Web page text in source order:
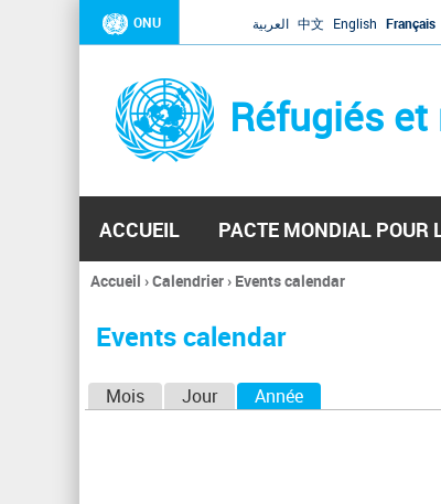
ONU العربية 中文 English Français
Réfugiés
ACCUEIL PACTE MONDIAL POUR
Vous
ici
Accueil ›Calendrier› Events calendar
Events calendar
Mois Jour Année